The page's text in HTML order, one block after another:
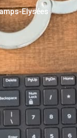
Elysées